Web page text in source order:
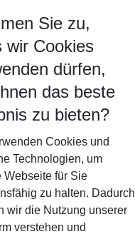
Sie zu,
wir Cookies
dürfen,
das beste
zu bieten?
Cookies und
Technologien, um
Webseite für Sie
zu halten. Dadurch
wir die Nutzung unserer
verstehen und